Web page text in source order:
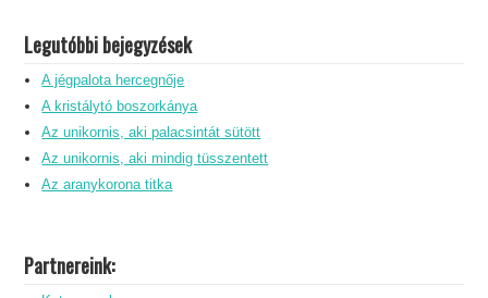
Legutóbbi bejegyzések
A jégpalota hercegnője
A kristálytó boszorkánya
Az unikornis, aki palacsintát sütött
Az unikornis, aki mindig tüsszentett
Az aranykorona titka
Partnereink: